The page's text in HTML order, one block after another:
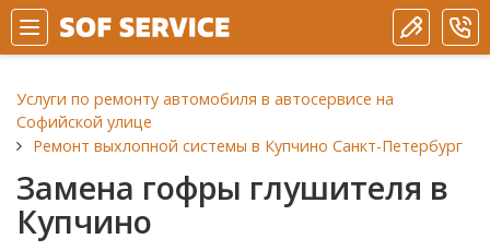
Услуги по ремонту автомобиля в автосервисе на
Софийской улице
Ремонт выхлопной системы в Купчино Санкт-Петербург
Замена гофры глушителя в
Купчино